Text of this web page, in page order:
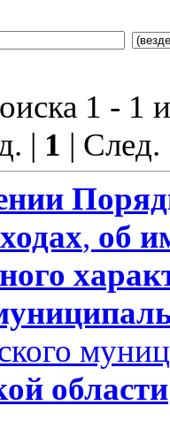
1 - 1
| 1 |
, об
области